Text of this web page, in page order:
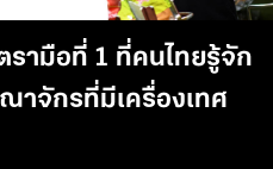
ามือที่ 1 ที่คนไทยรู้จัก
าจักรที่มีเครื่องเทศ